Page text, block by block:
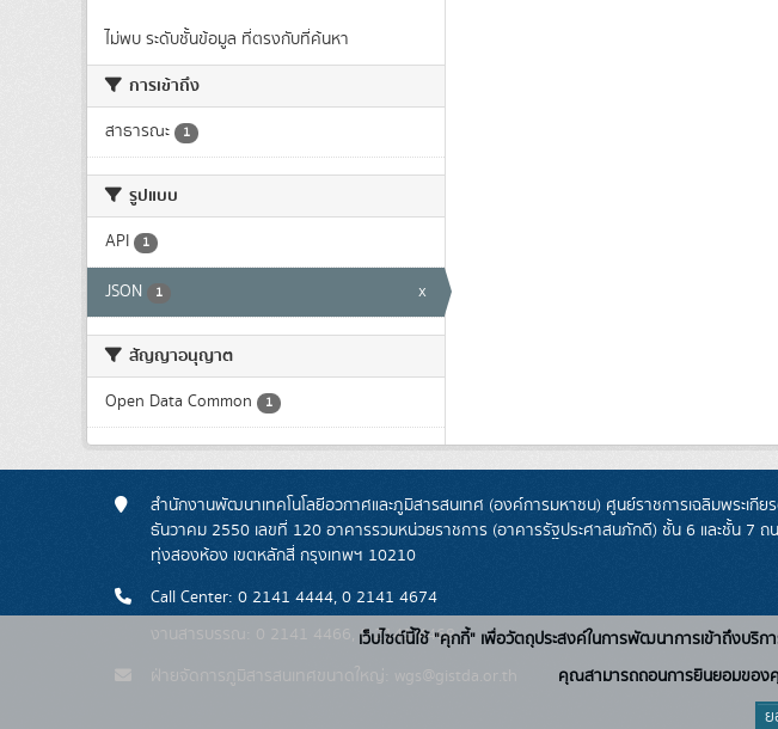
ไม่พบ ระดับชั้นข้อมูล ที่ตรงกับที่ค้นหา
การเข้าถึง
สาธารณะ 1
รูปแบบ
API 1
JSON 1 x
สัญญาอนุญาต
Open Data Common 1
สำนักงานพัฒนาเทคโนโลยีอวกาศและภูมิสารสนเทศ (องค์การมหาชน) ศูนย์ราชการเฉลิมพระเกี
ธันวาคม 2550 เลขที่ 120 อาคารรวมหน่วยราชการ (อาคารรัฐประศาสนภักดี) ชั้น 6 และชั้น 7 ถ
ทุ่งสองห้อง เขตหลักสี่ กรุงเทพฯ 10210
Call Center: 0 2141 4444, 0 2141 4674
งานสารบรรณ: 0 2141 4466, 0 2141 4468
ฝ่ายจัดการภูมิสารสนเทศขนาดใหญ่: wgs@gistda.or.th
เว็บไซต์นี้ใช้ "คุกกี้" เพื่อวัตถุประสงค์ในการพัฒนาการเข้าถึงบ
คุณสามารถถอนการยินยอมของ